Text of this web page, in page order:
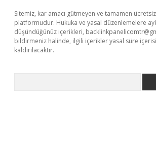
Sitemiz, kar amacı gütmeyen ve tamamen
platformudur. Hukuka ve yasal düzenlemelere
düşündüğünüz içerikleri,
bildirmeniz halinde, ilgili içerikler yasal süre
kaldırılacaktır.